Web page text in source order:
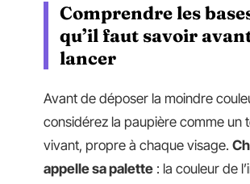
Comprendre les
qu’il faut savoir
lancer
Avant de déposer la moindre
considérez la paupière comme un
vivant, propre à chaque visage.
appelle sa palette : la couleur de